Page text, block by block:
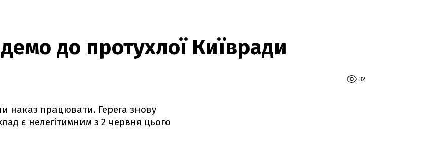
до протухлої Київради
32
наказ працювати. Герега знову
є нелегітимним з 2 червня цього